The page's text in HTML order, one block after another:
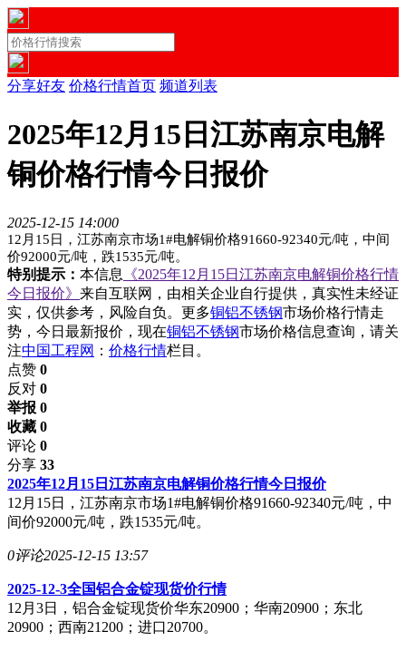
分享好友 价格行情首页 频道列表
2025年12月15日江苏南京电解
铜价格行情今日报价
2025-12-15 14:000
12月15日，江苏南京市场1#电解铜价格91660-92340元/吨，中间
价92000元/吨，跌1535元/吨。
特别提示： 本信息
《2025年12月15日江苏南京电解铜价格行情
今日报价》 来自互联网，由相关企业自行提供，真实性未经证
实，仅供参考，风险自负。更多铜铝不锈钢市场价格行情走
势，今日最新报价，现在铜铝不锈钢市场价格信息查询，请关
注中国工程网 ： 价格行情栏目。
点赞 0
反对 0
举报 0
收藏 0
评论 0
分享 33
2025年12月15日江苏南京电解铜价格行情今日报价
12月15日，江苏南京市场1#电解铜价格91660-92340元/吨，中
间价92000元/吨，跌1535元/吨。
0评论2025-12-15 13:57
2025-12-3全国铝合金锭现货价行情
12月3日，铝合金锭现货价华东20900；华南20900；东北
20900；西南21200；进口20700。